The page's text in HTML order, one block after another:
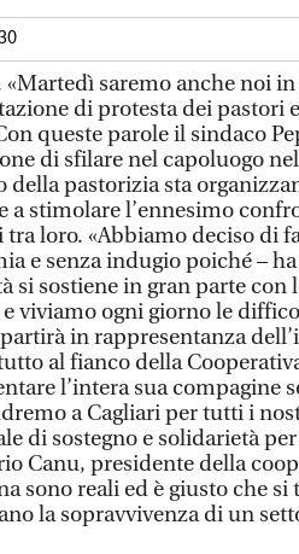
«Martedì saremo anche noi
di protesta dei pastori
queste parole il sindaco
di sfilare nel capoluogo
della pastorizia sta
a stimolare l’ennesimo
tra loro. «Abbiamo deciso di
e senza indugio poiché –
si sostiene in gran parte con
e viviamo ogni giorno le
in rappresentanza
al fianco della
l’intera sua
a Cagliari per tutti i
di sostegno e solidarietà
Canu, presidente della
sono reali ed è giusto che
la sopravvivenza di un